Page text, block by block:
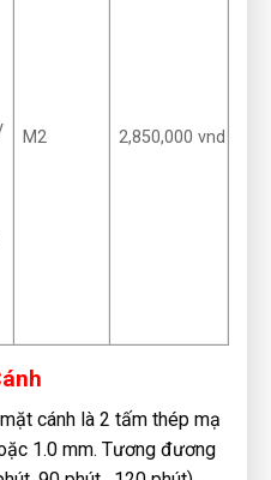
M2 2,850,000 vnd
cánh là 2 tấm thép mạ
1.0 mm. Tương đương